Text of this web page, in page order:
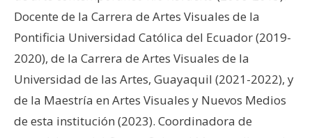
Docente de la Carrera de Artes Visuales de la
Pontificia Universidad Católica del Ecuador (2019-
2020), de la Carrera de Artes Visuales de la
Universidad de las Artes, Guayaquil (2021-2022), y
de la Maestría en Artes Visuales y Nuevos Medios
de esta institución (2023). Coordinadora de